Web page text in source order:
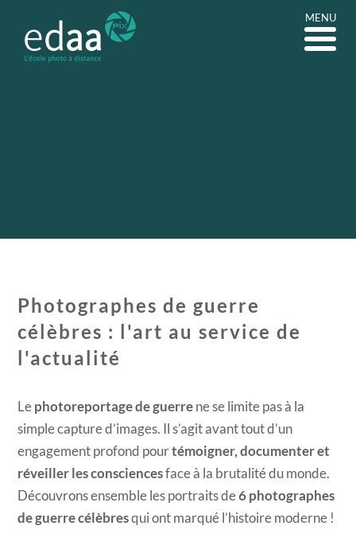
MENU
Photographes de guerre
célèbres : l'art au service de
l'actualité
Le photoreportage de guerre ne se limite pas à la
simple capture d’images. Il s’agit avant tout d’un
engagement profond pourtémoigner, documenter et
réveiller les consciencesface à la brutalité du monde.
Découvrons ensemble les portraits de6 photographes
de guerre célèbresqui ont marqué l’histoire moderne !